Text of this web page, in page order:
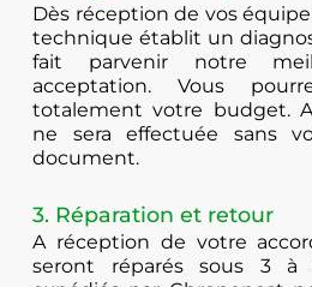
Dès réception de vos
technique établit un
fait parvenir notre
acceptation. Vous
totalement votre budget.
ne sera effectuée sans
document.
3. Réparation et retour
A réception de votre
seront réparés sous 3